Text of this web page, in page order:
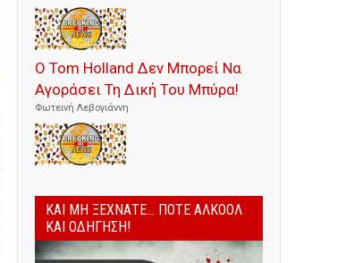
Ο Tom Holland Δεν Μπορεί Να
Αγοράσει Τη Δική Του Μπύρα!
Φωτεινή Λεβογιάννη
ΚΑΙ ΜΗ ΞΕΧΝΆΤΕ... ΠΟΤΈ ΑΛΚΟΌΛ
ΚΑΙ ΟΔΉΓΗΣΗ!